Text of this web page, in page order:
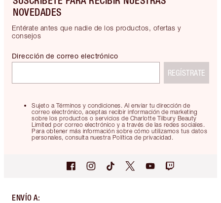
NOVEDADES
Entérate antes que nadie de los productos, ofertas y
consejos
Sujeto a Términos y condiciones. Al enviar tu dirección de
correo electrónico, aceptas recibir información de marketing
sobre los productos o servicios de Charlotte Tilbury Beauty
Limited por correo electrónico y a través de las redes sociales.
Para obtener más información sobre cómo utilizamos tus datos
personales, consulta nuestra Política de privacidad.
Dirección de correo electrónico
REGÍSTRATE
ENVÍO A: